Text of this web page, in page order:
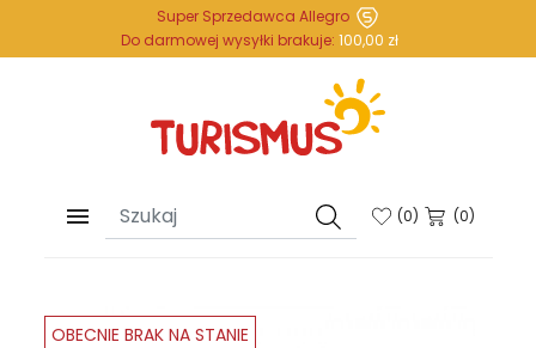
Do darmowej wysyłki brakuje: 100,00 zł
Super Sprzedawca Allegro
 (0) (0)
OBECNIE BRAK NA STANIE